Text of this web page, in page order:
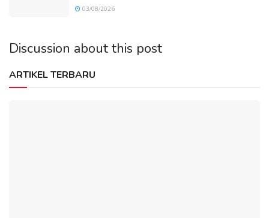
03/08/2026
Discussion about this post
ARTIKEL TERBARU